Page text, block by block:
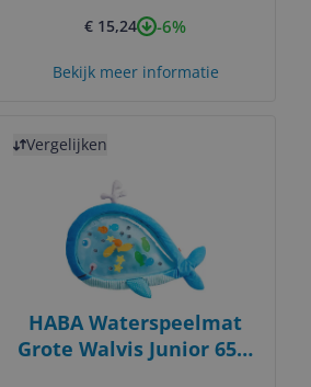
Pluche Niet-elektrisch 0
€ 15,24 -6%
Bekijk meer informatie
Vergelijken
HABA Waterspeelmat
Grote Walvis Junior 65 x